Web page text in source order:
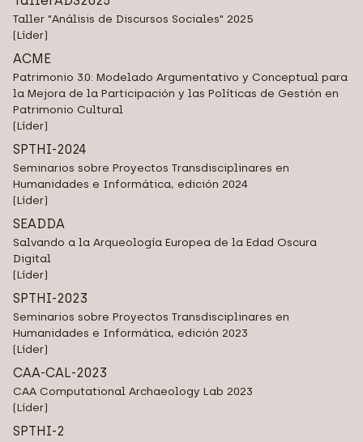
Taller "Análisis de Discursos Sociales" 2025
(Líder)
ACME
Patrimonio 3.0: Modelado Argumentativo y Conceptual para
la Mejora de la Participación y las Políticas de Gestión en
Patrimonio Cultural
(Líder)
SPTHI-2024
Seminarios sobre Proyectos Transdisciplinares en
Humanidades e Informática, edición 2024
(Líder)
SEADDA
Salvando a la Arqueología Europea de la Edad Oscura
Digital
(Líder)
SPTHI-2023
Seminarios sobre Proyectos Transdisciplinares en
Humanidades e Informática, edición 2023
(Líder)
CAA-CAL-2023
CAA Computational Archaeology Lab 2023
(Líder)
SPTHI-2